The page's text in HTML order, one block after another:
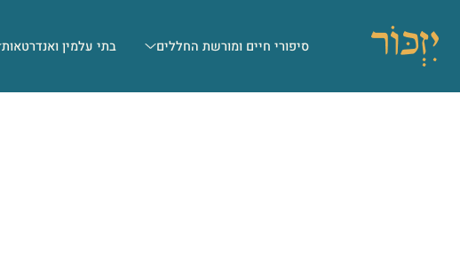
סיפורי חיים ומורשת החללים בתי עלמין ואנדרטאות